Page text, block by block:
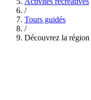
/
Tours guidés
/
Découvrez la région